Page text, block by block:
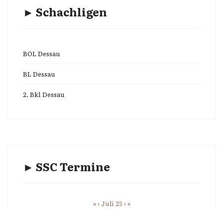
► Schachligen
BOL Dessau
BL Dessau
2. Bkl Dessau
► SSC Termine
«‹ Juli 25 ›»